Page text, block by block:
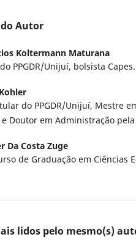
Autor
Koltermann Maturana
PPGDR/Unijuí, bolsista Capes.
do PPGDR/Unijuí, Mestre
e Doutor em Administração
Da Costa Zuge
de Graduação em Ciências
lidos pelo mesmo(s)